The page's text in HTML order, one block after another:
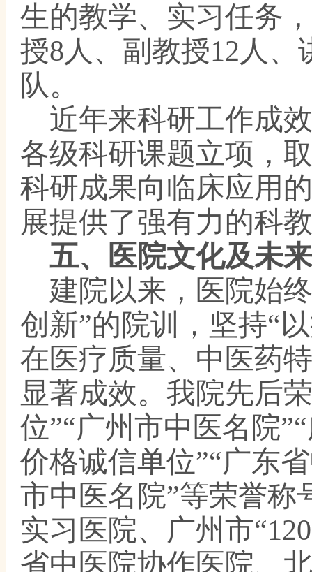
生的教学、实习任务
授8人、副教授12人
队。
近年来科研工作成
各级科研课题立项，
科研成果向临床应用
展提供了强有力的科
五、医院文化及未
建院以来，医院始
创新”的院训，坚持“
在医疗质量、中医药
显著成效。我院先后
位”“广州市中医名院
价格诚信单位”“广东
市中医名院”等荣誉称
实习医院、广州市
省中医院协作医院、